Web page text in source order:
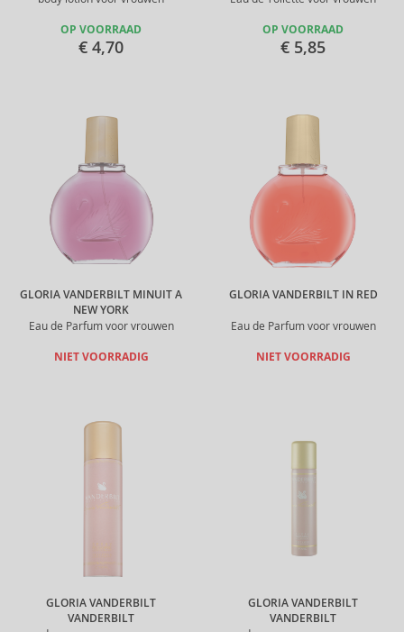
OP VOORRAAD
€ 4,70
OP VOORRAAD
€ 5,85
GLORIA VANDERBILT MINUIT A
NEW YORK
Eau de Parfum voor vrouwen
NIET VOORRADIG
GLORIA VANDERBILT IN RED
Eau de Parfum voor vrouwen
NIET VOORRADIG
GLORIA VANDERBILT
VANDERBILT
GLORIA VANDERBILT
VANDERBILT